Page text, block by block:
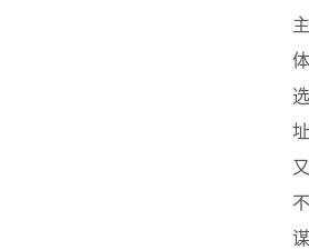
主
体
选
址
又
不
谋